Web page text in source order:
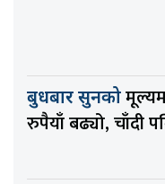
बुधबार सुनको
रुपैयाँ बढ्यो, चाँदी